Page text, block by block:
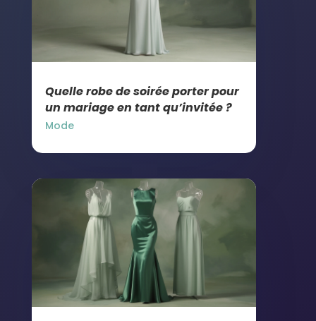
Quelle robe de soirée porter pour
un mariage en tant qu’invitée ?
Mode